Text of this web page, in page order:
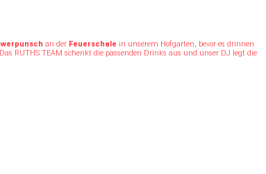
an der Feuerschale in unserem Hofgarten, bevor es drinnen
RUTHS TEAM schenkt die passenden Drinks aus und unser DJ legt die